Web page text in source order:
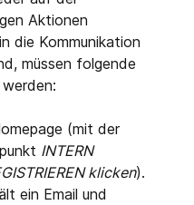
Aktionen
die Kommunikation
müssen folgende
(mit der
INTERN
klicken).
ein Email und